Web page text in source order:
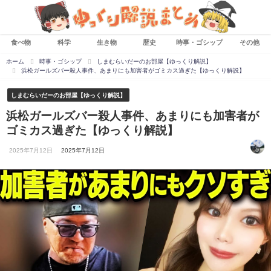
食べ物 科学 生き物 歴史 時事・ゴシップ その他
ホーム 時事・ゴシップ
しまむらいだーのお部屋【ゆっくり解説】
浜松ガールズバー殺人事件、あまりにも加害者がゴミカス過ぎた【ゆっくり解説】
しまむらいだーのお部屋【ゆっくり解説】
浜松ガールズバー殺人事件、あまりにも加害者が
ゴミカス過ぎた【ゆっくり解説】
2025年7月12日 2025年7月12日